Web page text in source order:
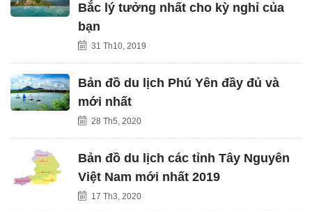
Bắc lý tưởng nhất cho kỳ nghỉ của
bạn
31 Th10, 2019
Bản đồ du lịch Phú Yên đầy đủ và
mới nhất
28 Th5, 2020
Bản đồ du lịch các tỉnh Tây Nguyên
Việt Nam mới nhất 2019
17 Th3, 2020